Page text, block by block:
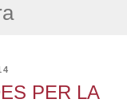
PER LA